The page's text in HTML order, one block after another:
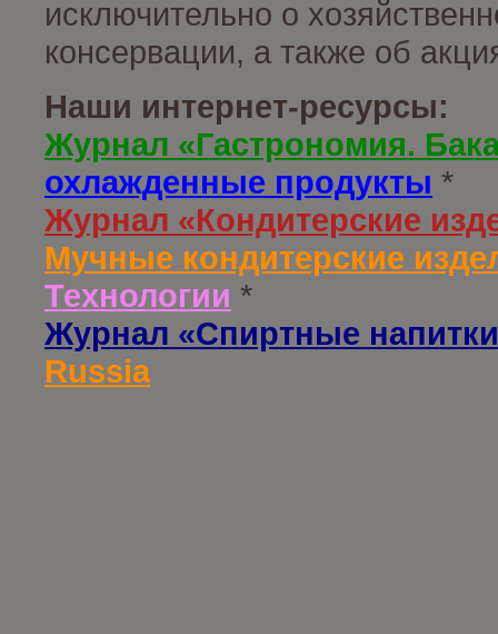
исключительно о
консервации, а также об
Наши интернет-ресурсы:
Журнал «Гастрономия.
охлажденные продукты *
Журнал «Кондитерские
Мучные кондитерские
Технологии *
Журнал «Спиртные
Russia